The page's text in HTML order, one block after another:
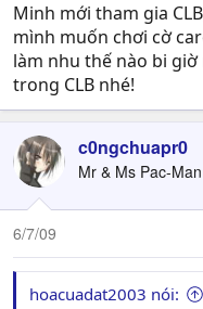
Minh mới tham gia
mình muốn chơi cờ
làm nhu thế nào bi giờ
trong CLB nhé!
c0ngchuapr0
Mr & Ms Pac-Man
6/7/09
hoacuadat2003 nói: